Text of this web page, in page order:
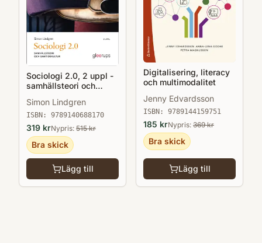
Sociologi 2.0, 2 uppl -
samhällsteori och
Simon Lindgren
ISBN: 9789140688170
319 krNypris: 515kr
Bra skick
Lägg till
Digitalisering, literacy
och multimodalitet
Jenny Edvardsson
ISBN: 9789144159751
185 krNypris: 369kr
Bra skick
Lägg till